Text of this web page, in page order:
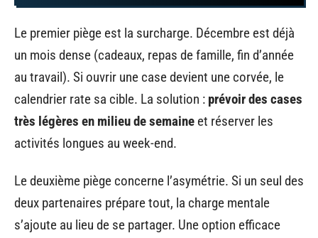
Le premier piège est la surcharge. Décembre est déjà
un mois dense (cadeaux, repas de famille, fin d’année
au travail). Si ouvrir une case devient une corvée, le
calendrier rate sa cible. La solution : prévoir des cases
très légères en milieu de semaine et réserver les
activités longues au week-end.
Le deuxième piège concerne l’asymétrie. Si un seul des
deux partenaires prépare tout, la charge mentale
s’ajoute au lieu de se partager. Une option efficace